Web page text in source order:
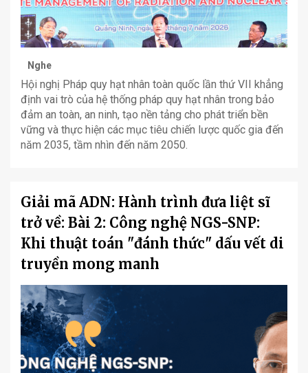
Nghe
Hội nghị Pháp quy hạt nhân toàn quốc lần thứ VII khẳng
định vai trò của hệ thống pháp quy hạt nhân trong bảo
đảm an toàn, an ninh, tạo nền tảng cho phát triển bền
vững và thực hiện các mục tiêu chiến lược quốc gia đến
năm 2035, tầm nhìn đến năm 2050.
Giải mã ADN: Hành trình đưa liệt sĩ
trở về: Bài 2: Công nghệ NGS-SNP:
Khi thuật toán "đánh thức" dấu vết di
truyền mong manh